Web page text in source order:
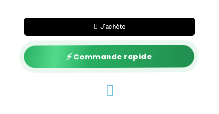
J'achète
⚡Commande rapide